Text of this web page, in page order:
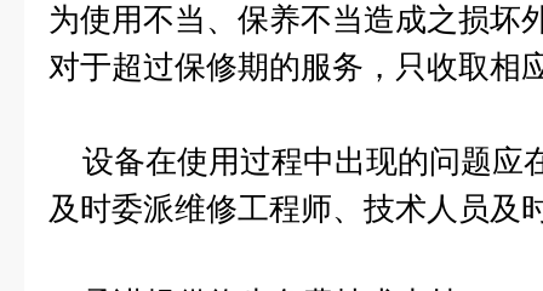
为使用不当、保养不当造成之损坏
对于超过保修期的服务，只收取相
设备在使用过程中出现的问题应
及时委派维修工程师、技术人员及